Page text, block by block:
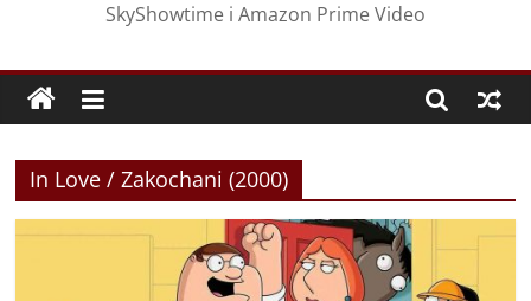
SkyShowtime i Amazon Prime Video
In Love / Zakochani (2000)